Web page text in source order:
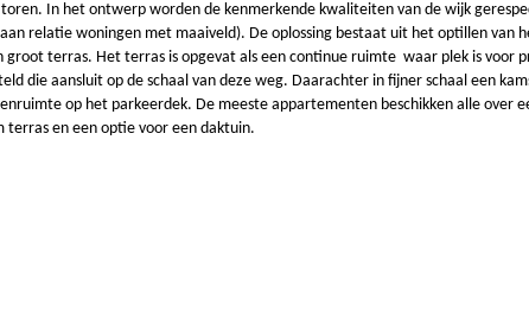
In het ontwerp worden de kenmerkende kwaliteiten van de wijk
relatie woningen met maaiveld). De oplossing bestaat uit het optillen van
groot terras. Het terras is opgevat als een continue ruimte waar plek is voor
die aansluit op de schaal van deze weg. Daarachter in fijner schaal een
op het parkeerdek. De meeste appartementen beschikken alle over
terras en een optie voor een daktuin.